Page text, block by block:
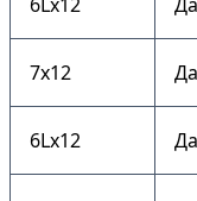
7х12 Да
6Lх12 Да